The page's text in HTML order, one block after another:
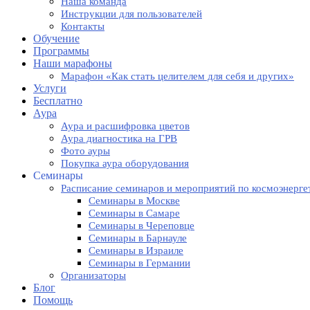
Инструкции для пользователей
Контакты
Обучение
Программы
Наши марафоны
Марафон «Как стать целителем для себя и других»
Услуги
Бесплатно
Аура
Аура и расшифровка цветов
Аура диагностика на ГРВ
Фото ауры
Покупка аура оборудования
Семинары
Расписание семинаров и мероприятий по
Семинары в Москве
Семинары в Самаре
Семинары в Череповце
Семинары в Барнауле
Семинары в Израиле
Семинары в Германии
Организаторы
Блог
Помощь